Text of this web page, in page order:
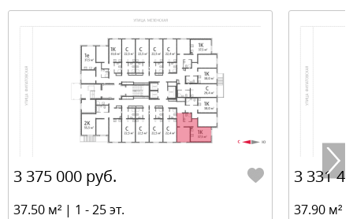
3 375 000 руб.
37.50 м² | 1 - 25 эт.
3 331
37.90 м²